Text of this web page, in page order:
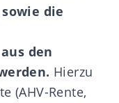
die
den
Hierzu
(AHV-Rente,